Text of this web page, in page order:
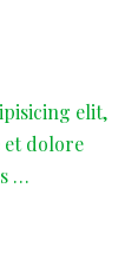
elit,
et dolore
…